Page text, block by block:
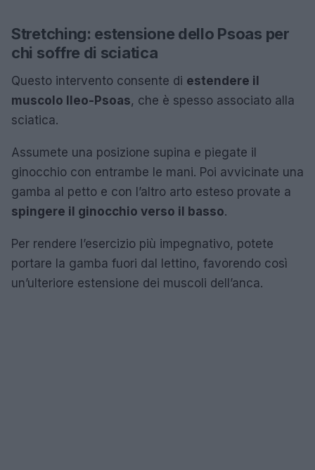
Stretching: estensione dello Psoas per
chi soffre di sciatica
Questo intervento consente di estendere il
muscolo Ileo-Psoas, che è spesso associato alla
sciatica.
Assumete una posizione supina e piegate il
ginocchio con entrambe le mani. Poi avvicinate una
gamba al petto e con l’altro arto esteso provate a
spingere il ginocchio verso il basso.
Per rendere l’esercizio più impegnativo, potete
portare la gamba fuori dal lettino, favorendo così
un’ulteriore estensione dei muscoli dell’anca.